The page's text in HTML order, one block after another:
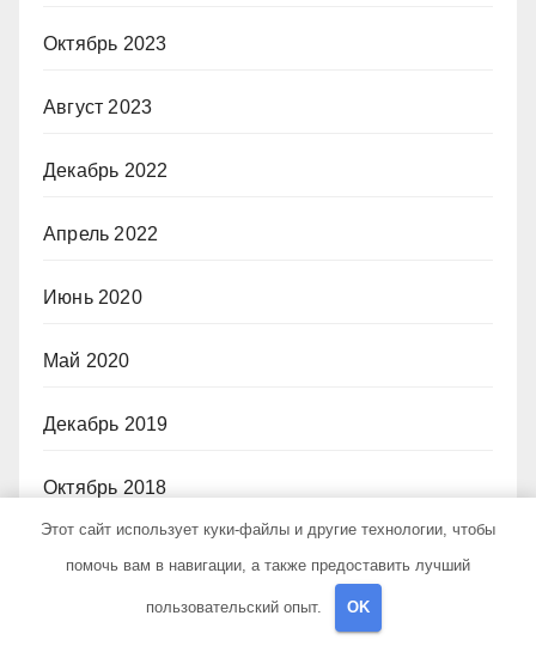
Октябрь 2023
Август 2023
Декабрь 2022
Апрель 2022
Июнь 2020
Май 2020
Декабрь 2019
Октябрь 2018
Октябрь 2017
Этот сайт использует куки-файлы и другие технологии, чтобы
помочь вам в навигации, а также предоставить лучший
пользовательский опыт. OK